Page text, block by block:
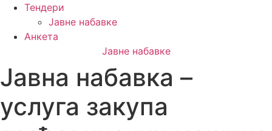
Тендери
Јавне набавке
Анкета
Јавне набавке
Јавна набавка –
услуга закупа